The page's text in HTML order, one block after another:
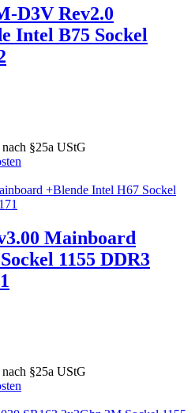
D3V Rev2.0
Intel B75 Sockel
§25a UStG
Mainboard
1155 DDR3
§25a UStG